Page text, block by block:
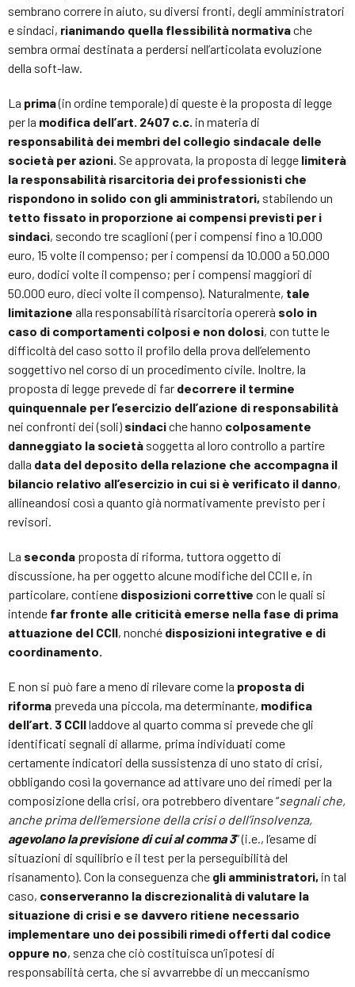
sembrano correre in aiuto, su diversi fronti, degli amministratori
e sindaci, rianimando quella flessibilità normativache
sembra ormai destinata a perdersi nell’articolata evoluzione
della soft-law.
La prima(in ordine temporale) di queste è la proposta di legge
per la modifica dell’art. 2407 c.c. in materia di
responsabilità dei membri del collegio sindacale delle
società per azioni. Se approvata, la proposta di legge limiterà
la responsabilità risarcitoria dei professionisti che
rispondono in solido con gli amministratori, stabilendo un
tetto fissato in proporzione ai compensi previsti per i
sindaci, secondo tre scaglioni (per i compensi fino a 10.000
euro, 15 volte il compenso; per i compensi da 10.000 a 50.000
euro, dodici volte il compenso; per i compensi maggiori di
50.000 euro, dieci volte il compenso). Naturalmente, tale
limitazione alla responsabilità risarcitoria opererà solo in
caso di comportamenti colposi e non dolosi, con tutte le
difficoltà del caso sotto il profilo della prova dell’elemento
soggettivo nel corso di un procedimento civile. Inoltre, la
proposta di legge prevede di far decorrere il termine
quinquennale per l’esercizio dell’azione di responsabilità
nei confronti dei (soli) sindaciche hanno colposamente
danneggiato la società soggetta al loro controllo a partire
dalla data del deposito della relazione che accompagna il
bilancio relativo all’esercizio in cui si è verificato il danno,
allineandosi così a quanto già normativamente previsto per i
revisori.
La seconda proposta di riforma, tuttora oggetto di
discussione, ha per oggetto alcune modifiche del CCII e, in
particolare, contiene disposizioni correttive con le quali si
intende far fronte alle criticità emerse nella fase di prima
attuazione del CCII, nonché disposizioni integrative e di
coordinamento.
E non si può fare a meno di rilevare come la proposta di
riforma preveda una piccola, ma determinante, modifica
dell’art. 3 CCIIladdove al quarto comma si prevede che gli
identificati segnali di allarme, prima individuati come
certamente indicatori della sussistenza di uno stato di crisi,
obbligando così la governance ad attivare uno dei rimedi per la
composizione della crisi, ora potrebbero diventare “segnali che,
anche prima dell’emersione della crisi o dell’insolvenza,
agevolano la previsione di cui al comma 3” (i.e., l’esame di
situazioni di squilibrio e il test per la perseguibilità del
risanamento). Con la conseguenza che gli amministratori, in tal
caso, conserveranno la discrezionalità di valutare la
situazione di crisi e se davvero ritiene necessario
implementare uno dei possibili rimedi offerti dal codice
oppure no, senza che ciò costituisca un’ipotesi di
responsabilità certa, che si avvarrebbe di un meccanismo